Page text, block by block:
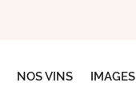
NOS VINS IMAGES